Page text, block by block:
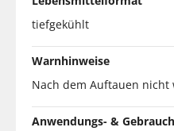
tiefgekühlt
Warnhinweise
Nach dem Auftauen
Anwendungs- &